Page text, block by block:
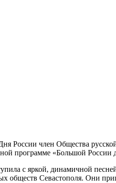
России член Общества
программе «Большой России
с яркой, динамичной
обществ Севастополя. Они